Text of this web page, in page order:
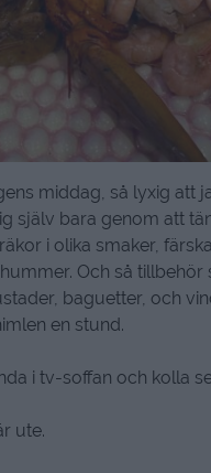
middag, så lyxig att
själv bara genom att
i olika smaker,
Och så tillbehör
baguetter, och
en stund.
i tv-soffan och kolla
ute.